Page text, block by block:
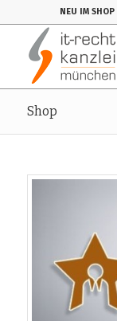
NEU IM SHOP
Shop